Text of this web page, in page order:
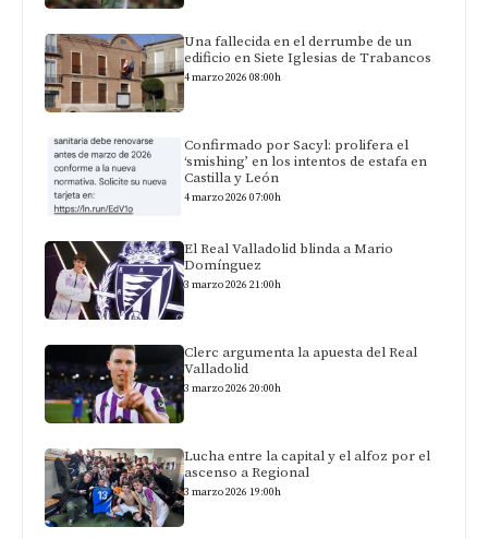
Una fallecida en el derrumbe de un
edificio en Siete Iglesias de Trabancos
4 marzo 2026 08:00h
Confirmado por Sacyl: prolifera el
‘smishing’ en los intentos de estafa en
Castilla y León
4 marzo 2026 07:00h
El Real Valladolid blinda a Mario
Domínguez
3 marzo 2026 21:00h
Clerc argumenta la apuesta del Real
Valladolid
3 marzo 2026 20:00h
Lucha entre la capital y el alfoz por el
ascenso a Regional
3 marzo 2026 19:00h